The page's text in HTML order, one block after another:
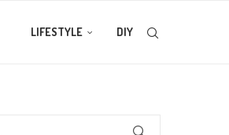
LIFESTYLE DIY